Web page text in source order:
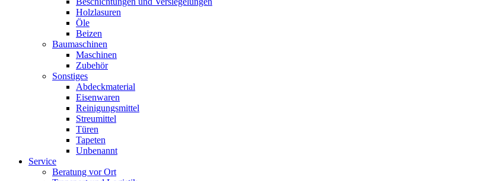
Holzlasuren
Öle
Beizen
Baumaschinen
Maschinen
Zubehör
Sonstiges
Abdeckmaterial
Eisenwaren
Reinigungsmittel
Streumittel
Türen
Tapeten
Unbenannt
Service
Beratung vor Ort